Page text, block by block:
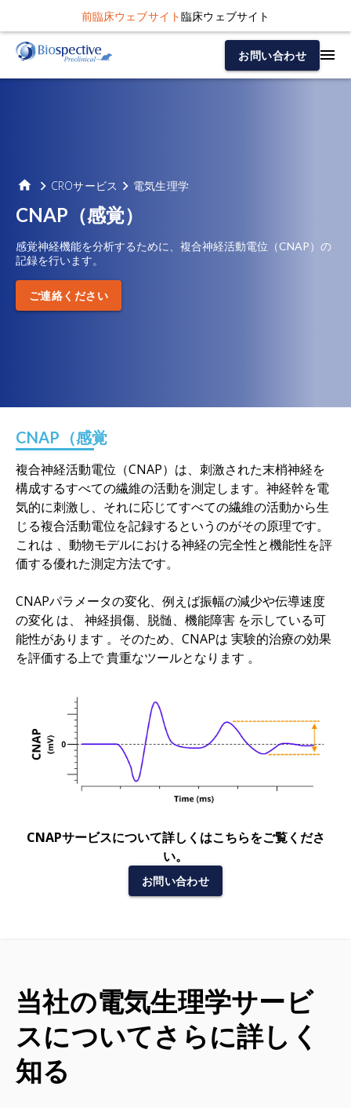
前臨床ウェブサイト臨床ウェブサイト
お問い合わせ
CROサービス 電気生理学
CNAP（感覚）
感覚神経機能を分析するために、複合神経活動電位（CNAP）の
記録を行います。
ご連絡ください
CNAP（感覚
複合神経活動電位（CNAP）は、刺激された末梢神経を
構成するすべての繊維の活動を測定します。神経幹を電
気的に刺激し、それに応じてすべての繊維の活動から生
じる複合活動電位を記録するというのがその原理です。
これは 、動物モデルにおける神経の完全性と機能性を評
価する優れた測定方法です。
CNAPパラメータの変化、例えば振幅の減少や伝導速度
の変化 は、 神経損傷、脱髄、機能障害 を示している可
能性があります 。そのため、CNAPは 実験的治療の効果
を評価する上で貴重なツールとなります 。
CNAPサービスについて詳しくはこちらをご覧くださ
い。
お問い合わせ
当社の電気生理学サービ
スについてさらに詳しく
知る